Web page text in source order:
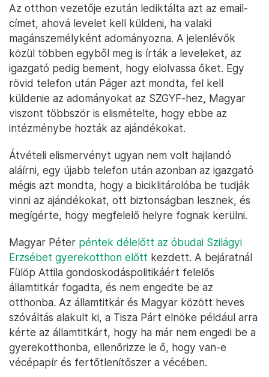
Az otthon vezetője ezután lediktálta azt az email-
címet, ahová levelet kell küldeni, ha valaki
magánszemélyként adományozna. A jelenlévők
közül többen egyből meg is írták a leveleket, az
igazgató pedig bement, hogy elolvassa őket. Egy
rövid telefon után Páger azt mondta, fel kell
küldenie az adományokat az SZGYF-hez, Magyar
viszont többször is elismételte, hogy ebbe az
intézménybe hozták az ajándékokat.
Átvételi elismervényt ugyan nem volt hajlandó
aláírni, egy újabb telefon után azonban az igazgató
mégis azt mondta, hogy a biciklitárolóba be tudják
vinni az ajándékokat, ott biztonságban lesznek, és
megígérte, hogy megfelelő helyre fognak kerülni.
Magyar Péter péntek délelőtt az óbudai Szilágyi
Erzsébet gyerekotthon előtt kezdett. A bejáratnál
Fülöp Attila gondoskodáspolitikáért felelős
államtitkár fogadta, és nem engedte be az
otthonba. Az államtitkár és Magyar között heves
szóváltás alakult ki, a Tisza Párt elnöke például arra
kérte az államtitkárt, hogy ha már nem engedi be a
gyerekotthonba, ellenőrizze le ő, hogy van-e
vécépapír és fertőtlenítőszer a vécében.